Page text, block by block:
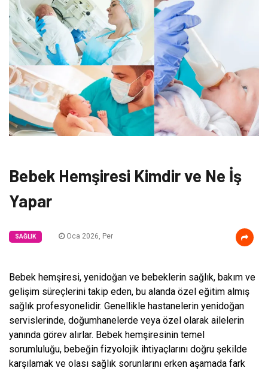
Bebek Hemşiresi Kimdir ve Ne İş
Yapar
SAĞLIK Oca 2026, Per
Bebek hemşiresi, yenidoğan ve bebeklerin sağlık, bakım ve
gelişim süreçlerini takip eden, bu alanda özel eğitim almış
sağlık profesyonelidir. Genellikle hastanelerin yenidoğan
servislerinde, doğumhanelerde veya özel olarak ailelerin
yanında görev alırlar. Bebek hemşiresinin temel
sorumluluğu, bebeğin fizyolojik ihtiyaçlarını doğru şekilde
karşılamak ve olası sağlık sorunlarını erken aşamada fark